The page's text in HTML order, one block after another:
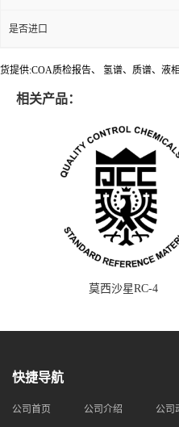
是否进口
货提供:COA质检报告、 氢谱、质谱、液
相关产品：
莫西沙星RC-4
快捷导航
公司首页 公司介绍 公司